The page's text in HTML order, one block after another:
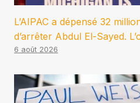
L’AIPAC a dépensé 32
d’arrêter Abdul El-Sayed.
6 août 2026